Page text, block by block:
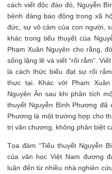
cách viết độc đáo đó, Nguyễn
bệnh đáng báo động trong xã
đức, sự vô cảm của con người,
khác trong tiểu thuyết của
Phạm Xuân Nguyên cho rằng,
sống lặng lẽ và viết “rối rắm”.
là cách thức biểu đạt sự rối
thực tại. Khác với Phạm
Nguyên Ân sau khi phân tích
thuyết Nguyễn Bình Phương đã
Phương là một trường hợp cho
trị văn chương, không phân biệt
Tọa đàm “Tiểu thuyết Nguyễn
của văn học Việt Nam đương
luận đến từ nhiều nhà nghiên